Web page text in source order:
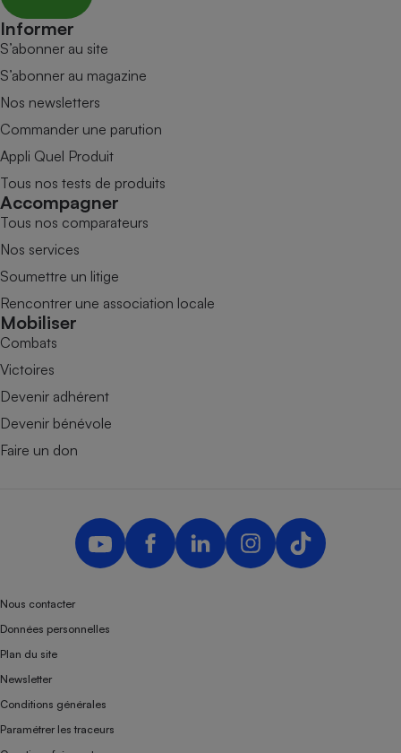
Informer
S’abonner au site
S’abonner au magazine
Nos newsletters
Commander une parution
Appli Quel Produit
Tous nos tests de produits
Accompagner
Tous nos comparateurs
Nos services
Soumettre un litige
Rencontrer une association locale
Mobiliser
Combats
Victoires
Devenir adhérent
Devenir bénévole
Faire un don
Nous contacter
Données personnelles
Plan du site
Newsletter
Conditions générales
Paramétrer les traceurs